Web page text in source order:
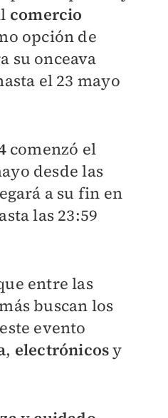
comercio
opción de
su onceava
el 23 mayo
comenzó el
desde las
a su fin en
las 23:59
entre las
buscan los
evento
, electrónicosy